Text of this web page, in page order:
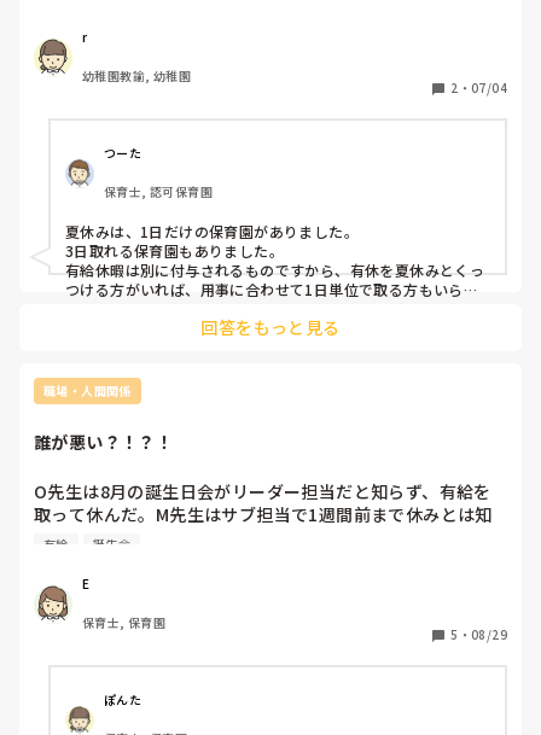
r
幼稚園教諭, 幼稚園
2 ・ 07/04
つーた
保育士, 認可保育園
夏休みは、1日だけの保育園がありました。
3日取れる保育園もありました。
有給休暇は別に付与されるものですから、有休を夏休みとくっ
つける方がいれば、用事に合わせて1日単位で取る方もいらっ
ただ、夏休みですから、9月末までには消化しましょう、とル
回答をもっと見る
職場・人間関係
誰が悪い？！？！
O先生は8月の誕生日会がリーダー担当だと知らず、有給を
取って休んだ。M先生はサブ担当で1週間前まで休みとは知
らなかった。急に1週間前に「リーダーできる？」と聞き、
生はM先生に誕生日会の事をお願いするのに嫌な言い方をし
てしまった。誕生日会当日M先生がリーダーをする予定だっ
たが、体調不良で休んでしまった。M先生の変わりにY先生
り、O先生が出勤したが、M先生はY先生に誕生日会を変わっ
てもらった事を伝えず、O先生がY先生から変わった事を聞
くまでは知らなかった。O先生にM先生がY先生に変わっても
有給 誕生会
E
保育士, 保育園
5 ・ 08/29
ぽんた